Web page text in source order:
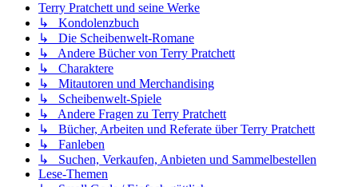
Terry Pratchett und seine Werke
↳ Kondolenzbuch
↳ Die Scheibenwelt-Romane
↳ Andere Bücher von Terry Pratchett
↳ Charaktere
↳ Mitautoren und Merchandising
↳ Scheibenwelt-Spiele
↳ Andere Fragen zu Terry Pratchett
↳ Bücher, Arbeiten und Referate über Terry Pratchett
↳ Fanleben
↳ Suchen, Verkaufen, Anbieten und Sammelbestellen
Lese-Themen